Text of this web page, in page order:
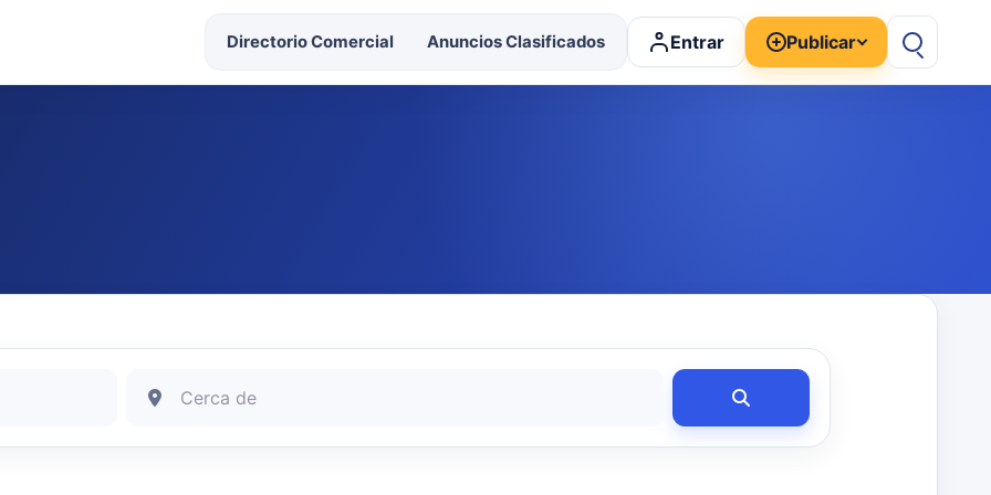
Directorio Comercial Anuncios Clasificados Entrar Publicar
Buscar